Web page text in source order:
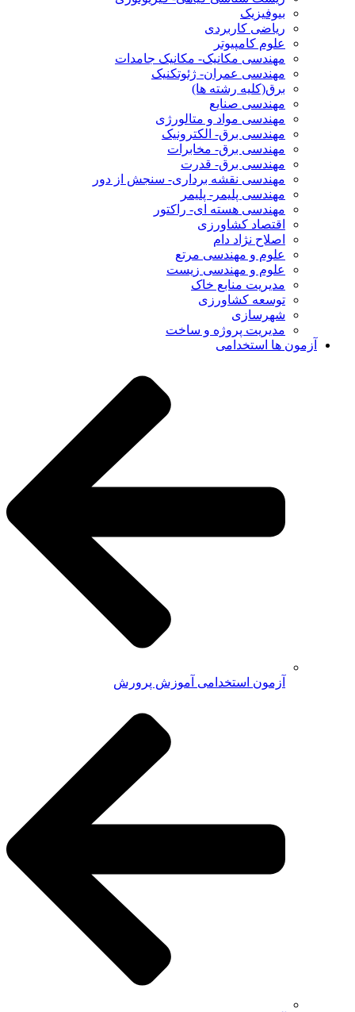
بیوفیزیک
ریاضی کاربردی
علوم کامپیوتر
مهندسی مکانیک- مکانیک جامدات
مهندسی عمران- ژئوتکنیک
برق(کلیه رشته ها)
مهندسی صنایع
مهندسی مواد و متالورژی
مهندسی برق- الکترونیک
مهندسی برق- مخابرات
مهندسی برق- قدرت
مهندسی نقشه برداری- سنجش از دور
مهندسی پلیمر- پلیمر
مهندسی هسته ای- راکتور
اقتصاد کشاورزی
اصلاح نژاد دام
علوم و مهندسی مرتع
علوم و مهندسی زیست
مدیریت منابع خاک
توسعه کشاورزی
شهرسازی
مدیریت پروژه و ساخت
آزمون ها استخدامی
آزمون استخدامی آموزش پرورش